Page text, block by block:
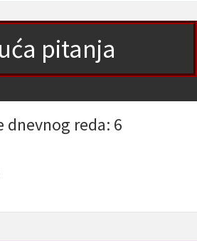
pitanja
dnevnog reda: 6